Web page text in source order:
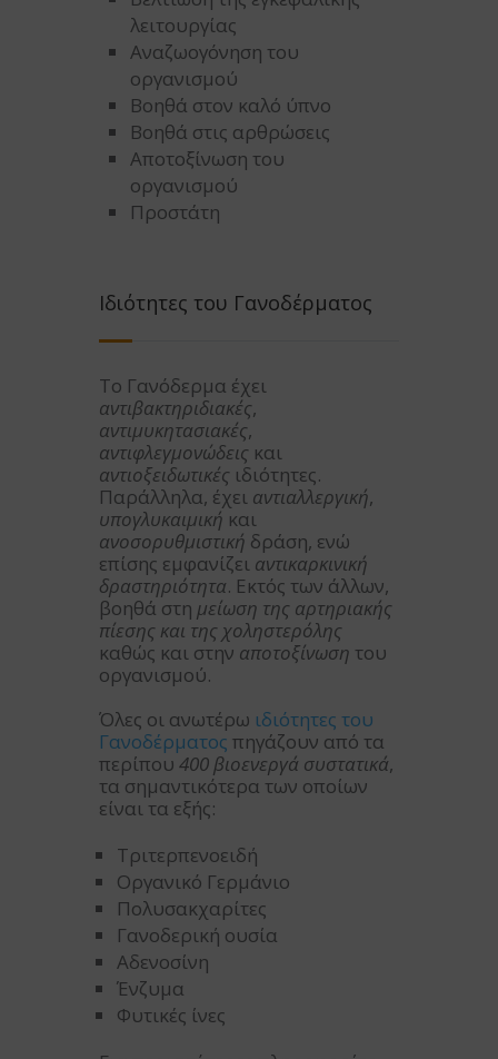
λειτουργίας
Αναζωογόνηση του
οργανισμού
Βοηθά στον καλό ύπνο
Βοηθά στις αρθρώσεις
Αποτοξίνωση του
οργανισμού
Προστάτη
Ιδιότητες του Γανοδέρματος
Το Γανόδερμα έχει
αντιβακτηριδιακές,
αντιμυκητασιακές,
αντιφλεγμονώδεις και
αντιοξειδωτικές ιδιότητες.
Παράλληλα, έχει αντιαλλεργική,
υπογλυκαιμική και
ανοσορυθμιστική δράση, ενώ
επίσης εμφανίζει αντικαρκινική
δραστηριότητα. Εκτός των άλλων,
βοηθά στη μείωση της αρτηριακής
πίεσης και της χοληστερόλης
καθώς και στην αποτοξίνωση του
οργανισμού.
Όλες οι ανωτέρω ιδιότητες του
Γανοδέρματος πηγάζουν από τα
περίπου 400 βιοενεργά συστατικά,
τα σημαντικότερα των οποίων
είναι τα εξής:
Τριτερπενοειδή
Οργανικό Γερμάνιο
Πολυσακχαρίτες
Γανοδερική ουσία
Αδενοσίνη
Ένζυμα
Φυτικές ίνες